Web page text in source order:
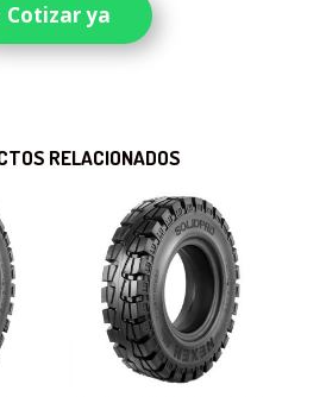
Cotizar ya
RELACIONADOS